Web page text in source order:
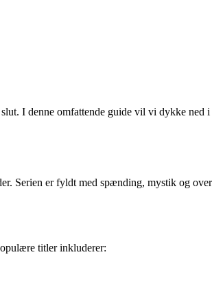
I denne omfattende guide vil vi dykke ned i
Serien er fyldt med spænding, mystik og
titler inkluderer: